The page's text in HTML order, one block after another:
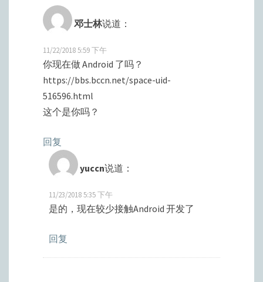
邓士林说道：
11/22/2018 5:59 下午
你现在做 Android 了吗？
https://bbs.bccn.net/space-uid-
516596.html
这个是你吗？
回复
yuccn说道：
11/23/2018 5:35 下午
是的，现在较少接触Android 开发了
回复